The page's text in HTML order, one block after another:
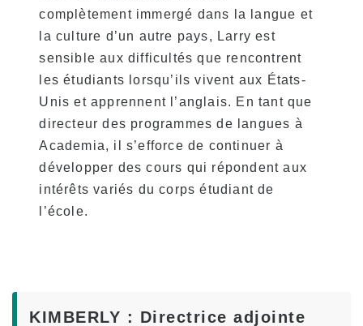
Calendrier des cours
Assiduité et expulsion obligatoire
Inscription aux cours
Aperçu de l’école
complètement immergé dans la langue et
la culture d’un autre pays, Larry est
sensible aux difficultés que rencontrent
les étudiants lorsqu’ils vivent aux États-
Unis et apprennent l’anglais. En tant que
directeur des programmes de langues à
Academia, il s’efforce de continuer à
développer des cours qui répondent aux
intérêts variés du corps étudiant de
l’école.
KIMBERLY : Directrice adjointe